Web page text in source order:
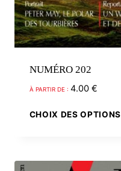
NUMÉRO 202
À PARTIR DE : 4.00 €
CHOIX DES OPTIONS